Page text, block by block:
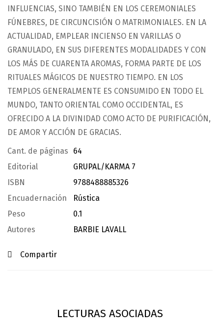
INFLUENCIAS, SINO TAMBIÉN EN LOS CEREMONIALES
FÚNEBRES, DE CIRCUNCISIÓN O MATRIMONIALES. EN LA
ACTUALIDAD, EMPLEAR INCIENSO EN VARILLAS O
GRANULADO, EN SUS DIFERENTES MODALIDADES Y CON
LOS MÁS DE CUARENTA AROMAS, FORMA PARTE DE LOS
RITUALES MÁGICOS DE NUESTRO TIEMPO. EN LOS
TEMPLOS GENERALMENTE ES CONSUMIDO EN TODO EL
MUNDO, TANTO ORIENTAL COMO OCCIDENTAL, ES
OFRECIDO A LA DIVINIDAD COMO ACTO DE PURIFICACIÓN,
DE AMOR Y ACCIÓN DE GRACIAS.
Cant. de páginas
64
Editorial
GRUPAL/KARMA 7
ISBN
9788488885326
Encuadernación
Rústica
Peso
0.1
Autores
BARBIE LAVALL
Compartir
LECTURAS ASOCIADAS